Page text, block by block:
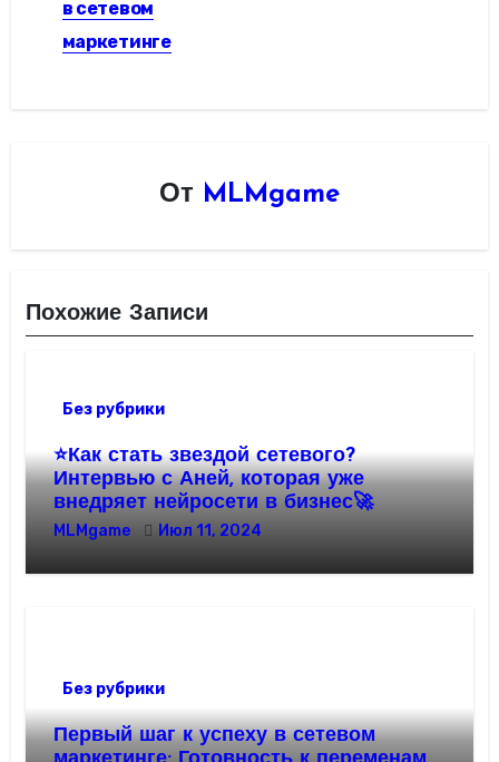
в сетевом
маркетинге
От MLMgame
Похожие Записи
Без рубрики
⭐️Как стать звездой сетевого?
Интервью с Аней, которая уже
внедряет нейросети в бизнес🚀
MLMgame Июл 11, 2024
Без рубрики
Первый шаг к успеху в сетевом